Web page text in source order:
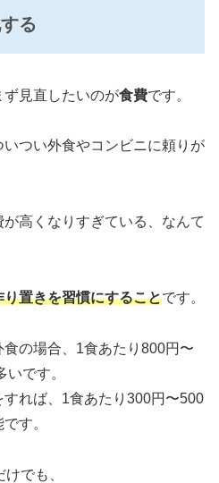
る
見直したいのが食費です。
つい外食やコンビニに頼りが
高くなりすぎている、なんて
り置きを習慣にすることです。
の場合、1食あたり800円〜
です。
れば、1食あたり300円〜500
す。
でも、